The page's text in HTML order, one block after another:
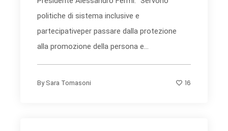
politiche di sistema inclusive e
partecipativeper passare dalla protezione
alla promozione della persona e...
By Sara Tomasoni 16